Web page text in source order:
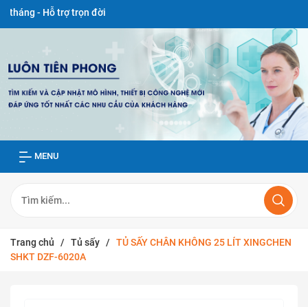
trợ trọn đời
MENU
Trang chủ / Tủ sấy /
TỦ SẤY CHÂN KHÔNG 25 LÍT XINGCHEN
SHKT DZF-6020A